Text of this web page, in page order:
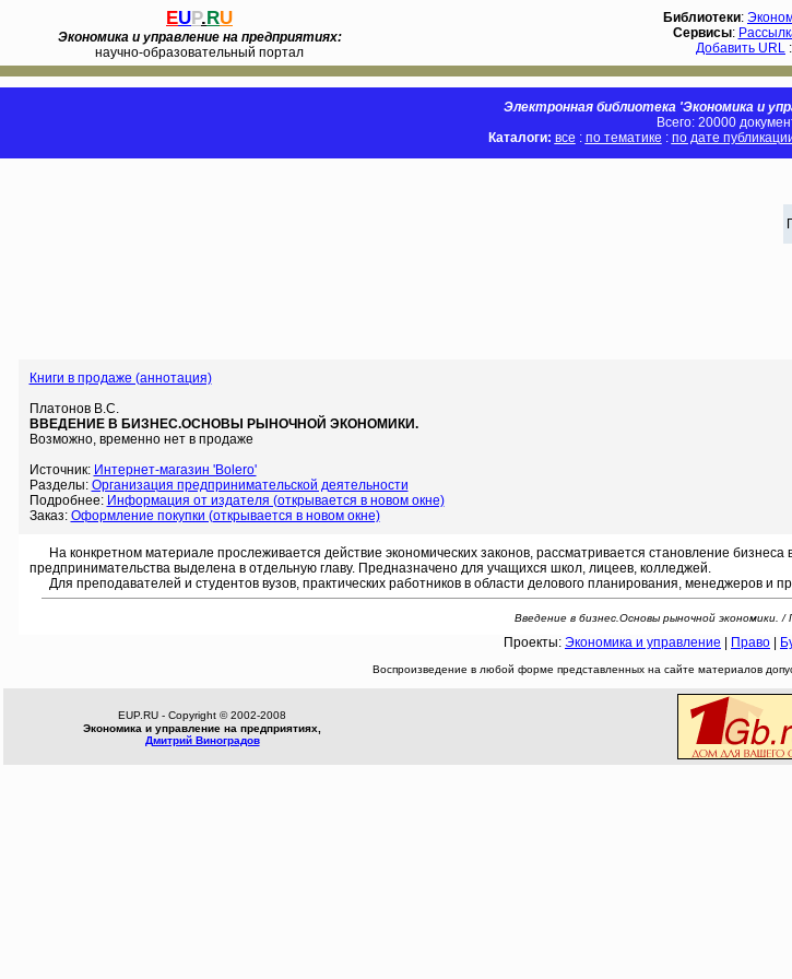
EUP.RU
Экономика и управление на предприятиях:
научно-образовательный портал
Библиотеки:
Сервисы:
Добавить URL :
Электронная библиотека 'Экономика и
Всего: 20000
Каталоги: все : по тематике : по дате
Книги в продаже (аннотация)
Платонов В.С.
ВВЕДЕНИЕ В БИЗНЕС.ОСНОВЫ РЫНОЧНОЙ ЭКОНОМИКИ.
Возможно, временно нет в продаже
Источник: Интернет-магазин 'Bolero'
Разделы: Организация предпринимательской деятельности
Подробнее: Информация от издателя (открывается в новом окне)
Заказ: Оформление покупки (открывается в новом окне)
На конкретном материале прослеживается действие экономических законов, рассматривается становление бизнеса
предпринимательства выделена в отдельную главу. Предназначено для учащихся школ, лицеев, колледжей.
Для преподавателей и студентов вузов, практических работников в области делового планирования, менеджеров и
Введение в бизнес.Основы рыночной экономики.
Проекты: Экономика и управление Право
Воспроизведение в любой форме представленных на сайте материалов
EUP.RU - Copyright © 2002-2008
Экономика и управление на предприятиях,
Дмитрий Виноградов